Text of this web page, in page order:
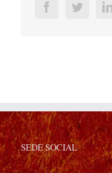
Facebook
SEDE SOCIAL